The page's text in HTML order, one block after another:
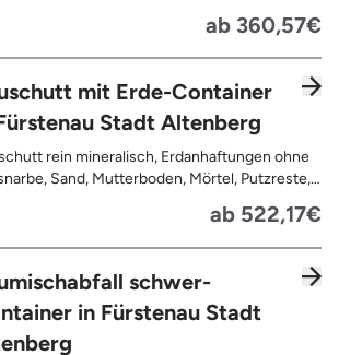
Kalksand-Mauerwerk, Zement und
ab 360,57€
mit Erde-Container
Stadt Altenberg
rein mineralisch, Erdanhaftungen ohne
Sand, Mutterboden, Mörtel, Putzreste,
ab 522,17€
schwer-
in Fürstenau Stadt